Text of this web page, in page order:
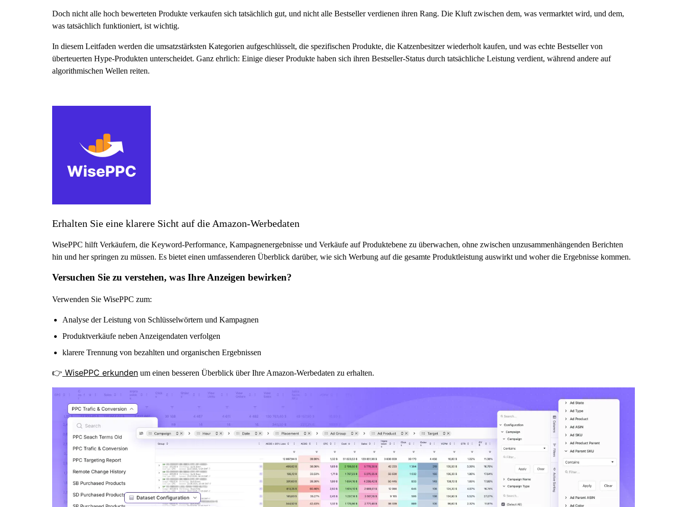
Doch nicht alle hoch bewerteten Produkte verkaufen sich tatsächlich gut, und nicht alle Bestseller verdienen ihren Rang. Die Kluft zwischen dem, was vermarktet wird, und dem,
was tatsächlich funktioniert, ist wichtig.
In diesem Leitfaden werden die umsatzstärksten Kategorien aufgeschlüsselt, die spezifischen Produkte, die Katzenbesitzer wiederholt kaufen, und was echte Bestseller von
überteuerten Hype-Produkten unterscheidet. Ganz ehrlich: Einige dieser Produkte haben sich ihren Bestseller-Status durch tatsächliche Leistung verdient, während andere auf
algorithmischen Wellen reiten.
Erhalten Sie eine klarere Sicht auf die Amazon-Werbedaten
WisePPC hilft Verkäufern, die Keyword-Performance, Kampagnenergebnisse und Verkäufe auf Produktebene zu überwachen, ohne zwischen unzusammenhängenden Berichten
hin und her springen zu müssen. Es bietet einen umfassenderen Überblick darüber, wie sich Werbung auf die gesamte Produktleistung auswirkt und woher die Ergebnisse kommen.
Versuchen Sie zu verstehen, was Ihre Anzeigen bewirken?
Verwenden Sie WisePPC zum:
Analyse der Leistung von Schlüsselwörtern und Kampagnen
Produktverkäufe neben Anzeigendaten verfolgen
klarere Trennung von bezahlten und organischen Ergebnissen
👉 WisePPC erkunden um einen besseren Überblick über Ihre Amazon-Werbedaten zu erhalten.